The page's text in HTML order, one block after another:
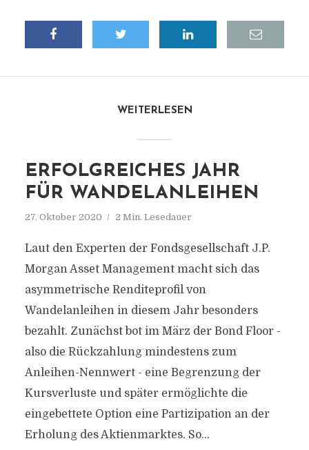
WEITERLESEN
ERFOLGREICHES JAHR
FÜR WANDELANLEIHEN
27. Oktober 2020 2 Min. Lesedauer
Laut den Experten der Fondsgesellschaft J.P.
Morgan Asset Management macht sich das
asymmetrische Renditeprofil von
Wandelanleihen in diesem Jahr besonders
bezahlt. Zunächst bot im März der Bond Floor -
also die Rückzahlung mindestens zum
Anleihen-Nennwert - eine Begrenzung der
Kursverluste und später ermöglichte die
eingebettete Option eine Partizipation an der
Erholung des Aktienmarktes. So...